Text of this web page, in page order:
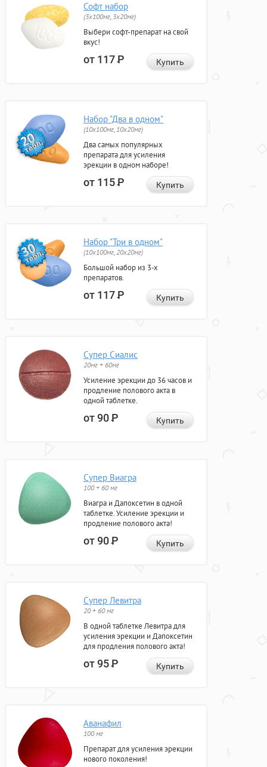
Софт набор
(3x100мг, 3x20мг)
Выбери софт-препарат на свой
вкус!
от 117Р Купить
Набор "Два в одном"
(10x100мг, 10x20мг)
Два самых популярных
препарата для усиления
эрекции в одном наборе!
от 115Р Купить
Набор "Три в одном"
(10x100мг, 20x20мг)
Большой набор из 3-х
препаратов.
от 117Р Купить
Супер Сиалис
20мг + 60мг
Усиление эрекции до 36 часов и
продление полового акта в
одной таблетке.
от 90Р Купить
Супер Виагра
100 + 60 мг
Виагра и Дапоксетин в одной
таблетке. Усиление эрекции и
продление полового акта!
от 90Р Купить
Супер Левитра
20 + 60 мг
В одной таблетке Левитра для
усиления эрекции и Дапоксетин
для продления полового акта!
от 95Р Купить
Аванафил
100 мг
Препарат для усиления эрекции
нового поколения!